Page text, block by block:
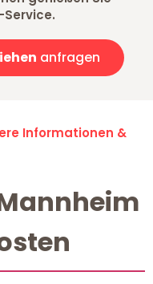
anfragen
Informationen &